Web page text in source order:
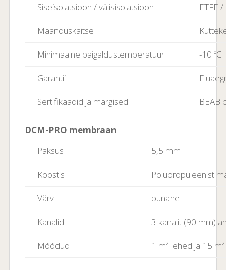
Siseisolatsioon / välisisolatsioon ETFE /
Maanduskaitse
Minimaalne paigaldustemperatuur -10 ºC
Garantii
Sertifikaadid ja märgised BEAB
DCM-PRO membraan
Paksus
5,5 mm
Koostis Polüpropüleenist
Värv punane
Kanalid 3 kanalit (90 mm)
Mõõdud 1 m² lehed ja 15